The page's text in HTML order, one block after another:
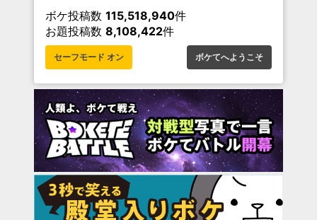
ボケ投稿数 115,518,940件
お題投稿数 8,108,422件
セーフモード オン ボケてへようこそ